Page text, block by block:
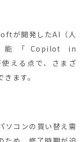
が開発したAI（人
「Copilot in
える点で、さまざ
ます。
コンの買い替え需